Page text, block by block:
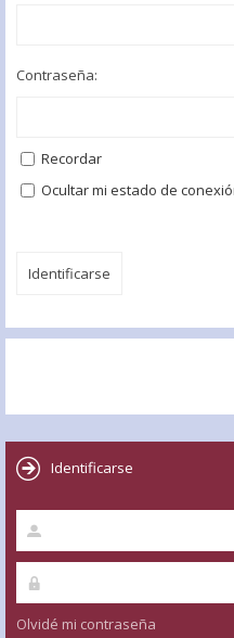
Contraseña:
Recordar
Ocultar mi estado de
Identificarse
Olvidé mi contraseña